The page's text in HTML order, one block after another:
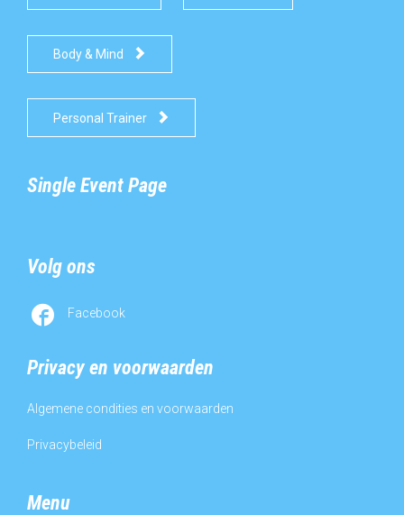
Body & Mind 
Personal Trainer 
Single Event Page
Volg ons
 Facebook
Privacy en voorwaarden
Algemene condities en voorwaarden
Privacybeleid
Menu